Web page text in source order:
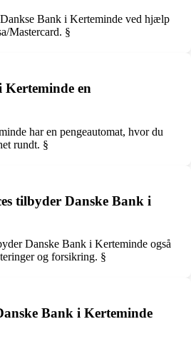
Bank i Kerteminde ved hjælp
Mastercard. §
en
har en pengeautomat, hvor du
rundt. §
tilbyder Danske Bank i
Danske Bank i Kerteminde også
og forsikring. §
Bank i Kerteminde